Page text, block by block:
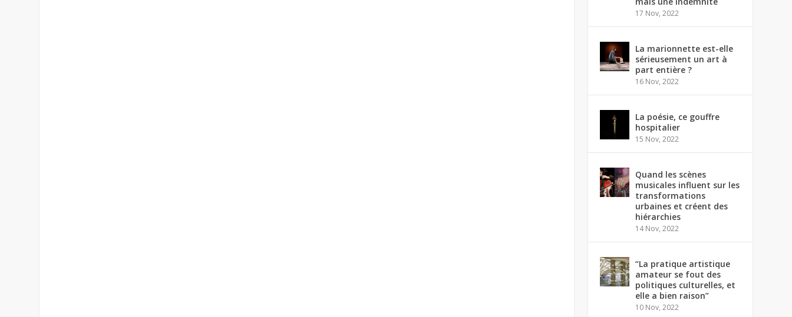
17 Nov, 2022
La marionnette est-elle
sérieusement un art à
part entière ?
16 Nov, 2022
La poésie, ce gouffre
hospitalier
15 Nov, 2022
Quand les scènes
musicales influent sur les
transformations
urbaines et créent des
hiérarchies
14 Nov, 2022
“La pratique artistique
amateur se fout des
politiques culturelles, et
elle a bien raison”
10 Nov, 2022